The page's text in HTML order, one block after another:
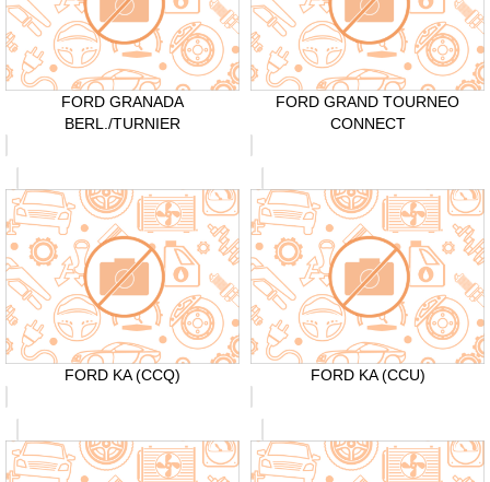
FORD GRANADA
BERL./TURNIER
FORD GRAND TOURNEO
CONNECT
FORD KA (CCQ) FORD KA (CCU)